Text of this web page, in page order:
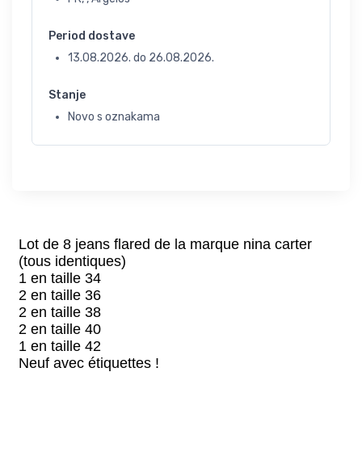
Period dostave
13.08.2026. do 26.08.2026.
Stanje
Novo s oznakama